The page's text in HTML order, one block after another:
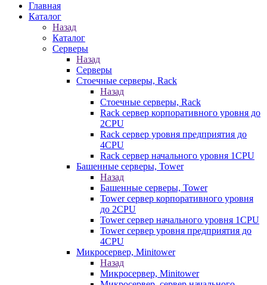
Главная
Каталог
Назад
Каталог
Серверы
Назад
Серверы
Стоечные серверы, Rack
Назад
Стоечные серверы, Rack
Rack сервер корпоративного уровня до
2CPU
Rack сервер уровня предприятия до
4CPU
Rack сервер начального уровня 1CPU
Башенные серверы, Tower
Назад
Башенные серверы, Tower
Tower сервер корпоративного уровня
до 2CPU
Tower сервер начального уровня 1CPU
Tower сервер уровня предприятия до
4CPU
Микросервер, Minitower
Назад
Микросервер, Minitower